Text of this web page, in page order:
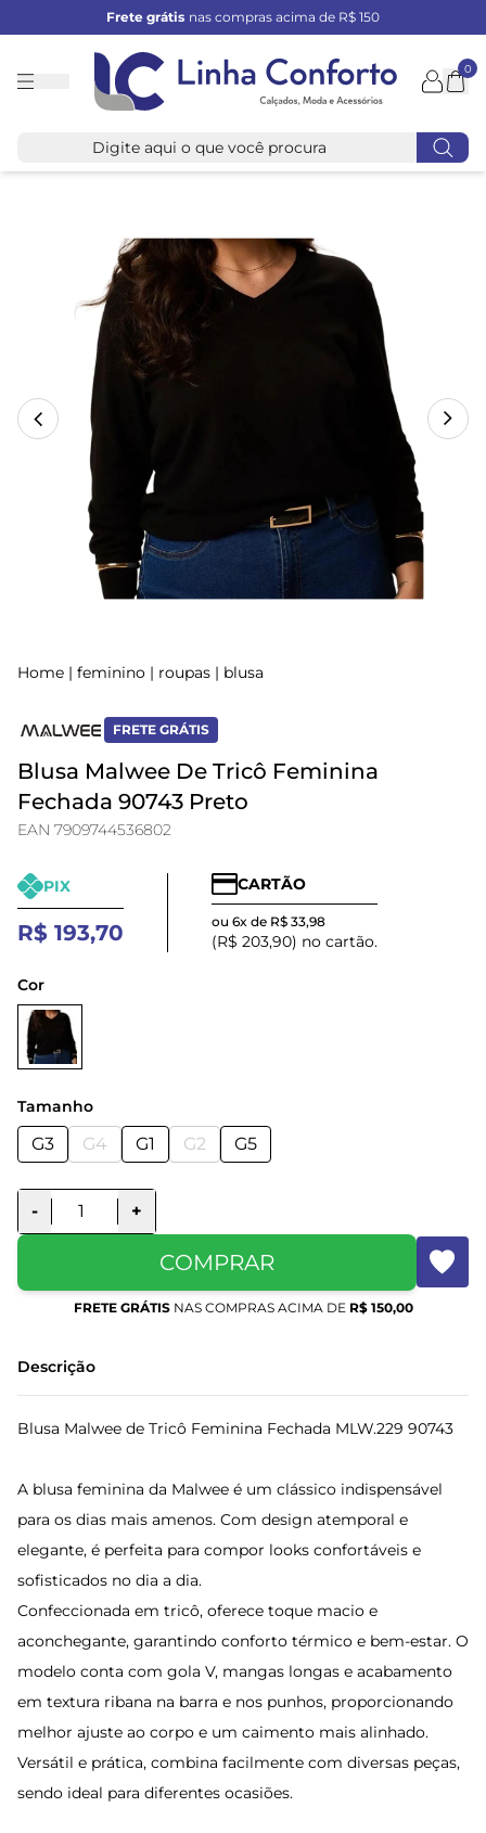
Frete grátis nas compras acima de R$ 150
Linha
0
Home | feminino | roupas | blusa
FRETE GRÁTIS
Blusa Malwee De Tricô Feminina
Fechada 90743 Preto
EAN 7909744536802
PIX
R$ 193,70
CARTÃO
ou 6x de R$ 33,98
(R$ 203,90) no cartão.
Cor
Tamanho
G3 G4 G1 G2 G5
- +
COMPRAR
FRETE GRÁTISNAS COMPRAS ACIMA DE R$ 150,00
Descrição
Blusa Malwee de Tricô Feminina Fechada MLW.229 90743
A blusa feminina da Malwee é um clássico indispensável
para os dias mais amenos. Com design atemporal e
elegante, é perfeita para compor looks confortáveis e
sofisticados no dia a dia.
Confeccionada em tricô, oferece toque macio e
aconchegante, garantindo conforto térmico e bem-estar. O
modelo conta com gola V, mangas longas e acabamento
em textura ribana na barra e nos punhos, proporcionando
melhor ajuste ao corpo e um caimento mais alinhado.
Versátil e prática, combina facilmente com diversas peças,
sendo ideal para diferentes ocasiões.